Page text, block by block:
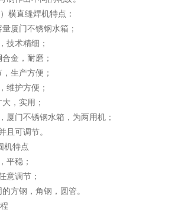
横直缝焊机特点：
厦门不锈钢水箱；
技术精细；
金，耐磨；
生产方便；
维护方便；
，实用；
厦门不锈钢水箱，为两用机；
且可调节。
机特点
平稳；
意调节；
方钢，角钢，圆管。